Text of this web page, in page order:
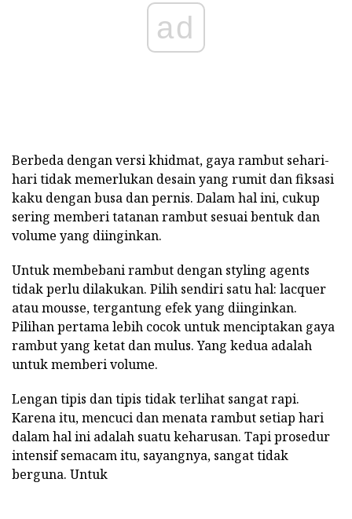
ad
Berbeda dengan versi khidmat, gaya rambut sehari-
hari tidak memerlukan desain yang rumit dan fiksasi
kaku dengan busa dan pernis. Dalam hal ini, cukup
sering memberi tatanan rambut sesuai bentuk dan
volume yang diinginkan.
Untuk membebani rambut dengan styling agents
tidak perlu dilakukan. Pilih sendiri satu hal: lacquer
atau mousse, tergantung efek yang diinginkan.
Pilihan pertama lebih cocok untuk menciptakan gaya
rambut yang ketat dan mulus. Yang kedua adalah
untuk memberi volume.
Lengan tipis dan tipis tidak terlihat sangat rapi.
Karena itu, mencuci dan menata rambut setiap hari
dalam hal ini adalah suatu keharusan. Tapi prosedur
intensif semacam itu, sayangnya, sangat tidak
berguna. Untuk